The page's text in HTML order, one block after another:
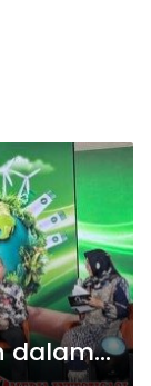
dalam